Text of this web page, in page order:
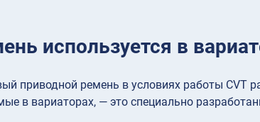
используется в
приводной ремень в условиях работы CVT
в вариаторах, — это специально